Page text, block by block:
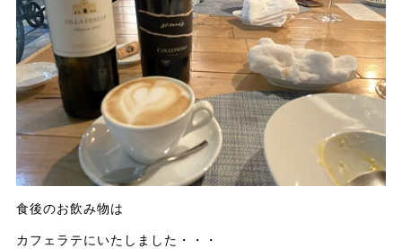
食後のお飲み物は
カフェラテにいたしました・・・